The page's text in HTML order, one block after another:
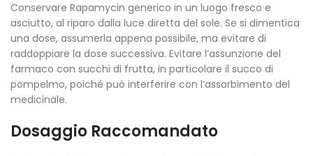
Conservare Rapamycin generico in un luogo fresco e
asciutto, al riparo dalla luce diretta del sole. Se si dimentica
una dose, assumerla appena possibile, ma evitare di
raddoppiare la dose successiva. Evitare l’assunzione del
farmaco con succhi di frutta, in particolare il succo di
pompelmo, poiché può interferire con l’assorbimento del
medicinale.
Dosaggio Raccomandato